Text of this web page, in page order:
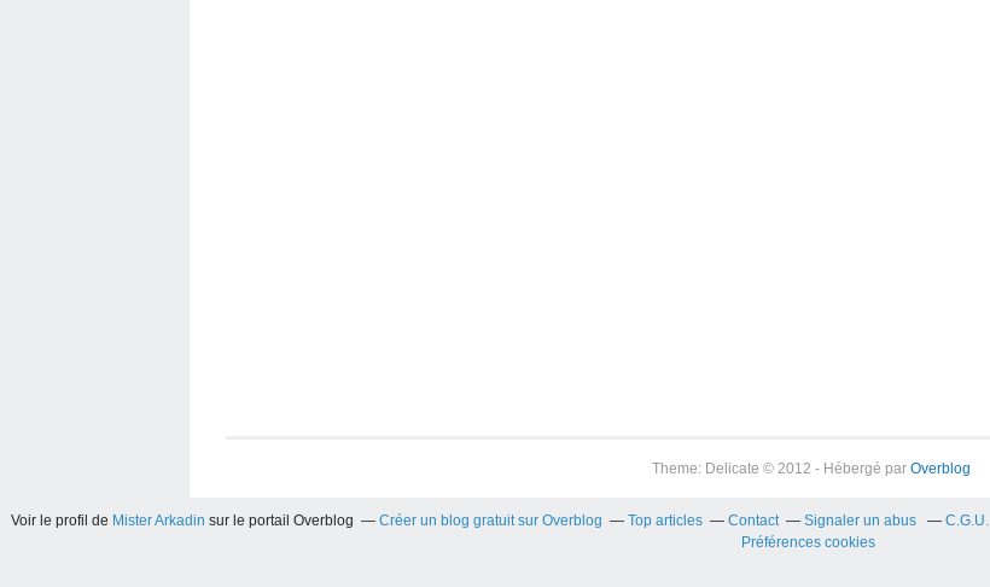
Theme: Delicate © 2012 - Hébergé par Overblog
Voir le profil de Mister Arkadin sur le portail Overblog Créer un blog gratuit sur Overblog Top articles Contact Signaler un abus C.G.U.
Préférences cookies